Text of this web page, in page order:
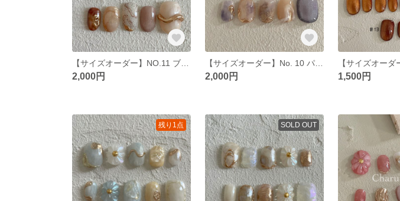
2,000円
【サイズオーダー】No. 10 パープルニュアンス
2,000円 1,500円
残り1点 SOLD OUT